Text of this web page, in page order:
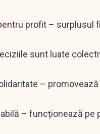
profit –
sunt luate
–
– funcționează pe